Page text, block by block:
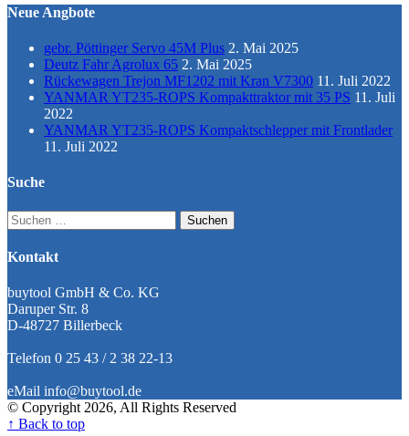
Neue Angbote
gebr. Pöttinger Servo 45M Plus 2. Mai 2025
Deutz Fahr Agrolux 65 2. Mai 2025
Rückewagen Trejon MF1202 mit Kran V7300 11. Juli 2022
YANMAR YT235-ROPS Kompakttraktor mit 35 PS 11. Juli
2022
YANMAR YT235-ROPS Kompaktschlepper mit Frontlader
11. Juli 2022
Suche
Suchen
nach:
Kontakt
buytool GmbH & Co. KG
Daruper Str. 8
D-48727 Billerbeck
Telefon 0 25 43 / 2 38 22-13
eMail info@buytool.de
© Copyright 2026, All Rights Reserved
↑ Back to top